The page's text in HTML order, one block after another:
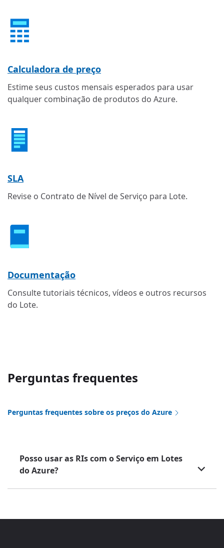
Calculadora de preço
Estime seus custos mensais esperados para usar
qualquer combinação de produtos do Azure.
SLA
Revise o Contrato de Nível de Serviço para Lote.
Documentação
Consulte tutoriais técnicos, vídeos e outros recursos
do Lote.
Perguntas frequentes
Perguntas frequentes sobre os preços do Azure
Posso usar as RIs com o Serviço em Lotes
do Azure?